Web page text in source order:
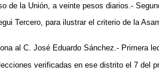
de la Unión, a veinte pesos diarios.-
Tercero, para ilustrar el criterio de la
al C. José Eduardo Sánchez.- Primera
verificadas en ese distrito el 7 del